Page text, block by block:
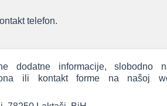
telefon.
dodatne informacije, slobodno
ili kontakt forme na našoj